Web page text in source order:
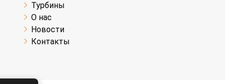
Турбины
О нас
Новости
Контакты